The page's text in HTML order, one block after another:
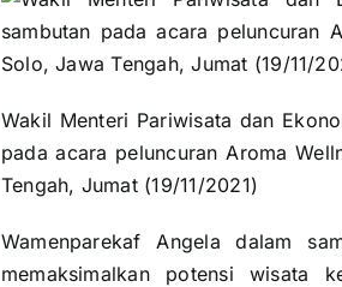
Wakil Menteri Pariwisata dan
pada acara peluncuran Aroma
Tengah, Jumat (19/11/2021)
Wamenparekaf Angela dalam
memaksimalkan potensi wisata